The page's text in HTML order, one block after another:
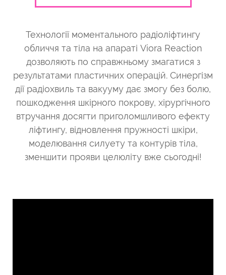
Технології моментального радіоліфтингу
обличчя та тіла на апараті Viora Reaction
дозволяють по справжньому змагатися з
результатами пластичних операцій. Синергізм
дії радіохвиль та вакууму дає змогу без болю,
пошкодження шкірного покрову, хірургічного
втручання досягти приголомшливого ефекту
ліфтингу, відновлення пружності шкіри,
моделювання силуету та контурів тіла,
зменшити прояви целюліту вже сьогодні!